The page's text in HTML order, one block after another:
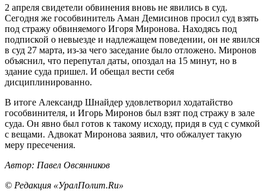
2 апреля свидетели обвинения вновь не явились в суд.
Сегодня же гособвинитель Аман Демисинов просил суд взять
под стражу обвиняемого Игоря Миронова. Находясь под
подпиской о невыезде и надлежащем поведении, он не явился
в суд 27 марта, из-за чего заседание было отложено. Миронов
объяснил, что перепутал даты, опоздал на 15 минут, но в
здание суда пришел. И обещал вести себя
дисциплинированно.
В итоге Александр Шнайдер удовлетворил ходатайство
гособвинителя, и Игорь Миронов был взят под стражу в зале
суда. Он явно был готов к такому исходу, придя в суд с сумкой
с вещами. Адвокат Миронова заявил, что обжалует такую
меру пресечения.
Автор: Павел Овсянников
© Редакция «УралПолит.Ru»